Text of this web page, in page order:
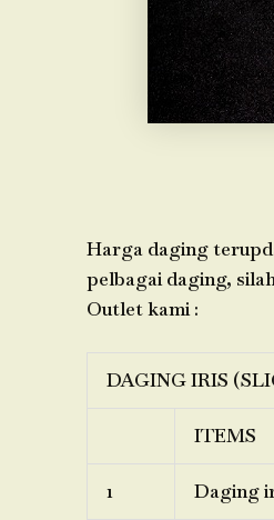
Harga daging
pelbagai daging,
Outlet kami :
DAGING IRIS
ITEMS
1 Daging